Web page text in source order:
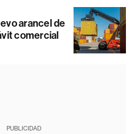
arancel de
comercial
PUBLICIDAD